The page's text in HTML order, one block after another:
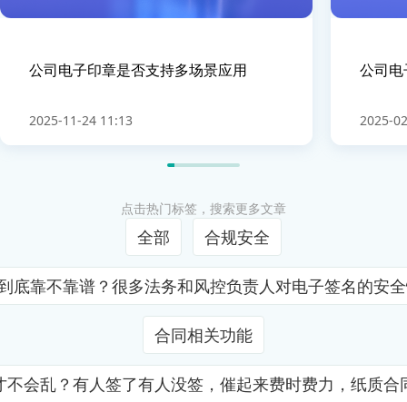
公司电子印章是否支持多场景应用
2025-11-24 11:13
公司
2025-
点击热门标签，搜索更多文章
全部 合规安全
靠不靠谱？很多法务和风控负责人对电子签名的
合同相关功能
会乱？有人签了有人没签，催起来费时费力，纸质